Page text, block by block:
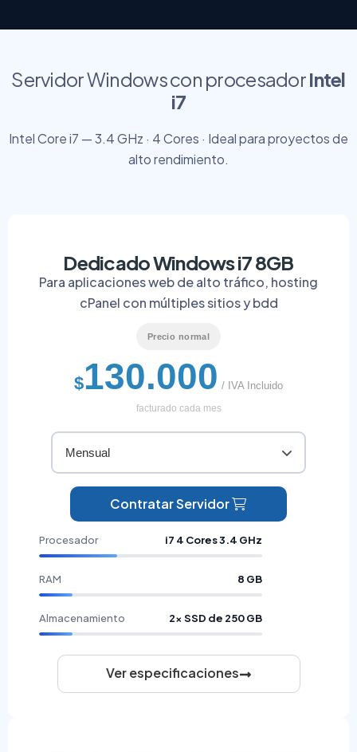
Servidor Windows con procesadorIntel
i7
Intel Core i7 — 3.4 GHz · 4 Cores · Ideal para proyectos de
alto rendimiento.
Dedicado Windows i7 8GB
Para aplicaciones web de alto tráfico, hosting
cPanel con múltiples sitios y bdd
Precio normal
$130.000 / IVA Incluido
facturado cada mes
Mensual
Contratar Servidor
Procesador i7 4 Cores 3.4 GHz
RAM 8 GB
Almacenamiento 2× SSD de 250 GB
Ver especificaciones